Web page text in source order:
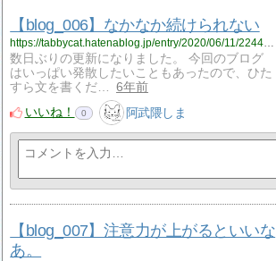
【blog_006】なかなか続けられない
https://tabbycat.hatenablog.jp/entry/2020/06/11/224435
数日ぶりの更新になりました。 今回のブログ
はいっぱい発散したいこともあったので、ひた
すら文を書くだ…
6年前
いいね！
0 阿武隈しま
【blog_007】注意力が上がるといいな
あ。